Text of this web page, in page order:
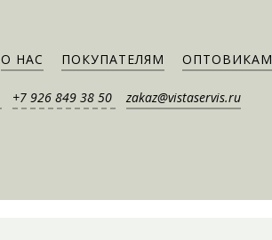
О НАС ПОКУПАТЕЛЯМ ОПТОВИКАМ
+7 926 849 38 50 zakaz@vistaservis.ru